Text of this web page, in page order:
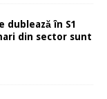
dublează în S1
din sector sunt